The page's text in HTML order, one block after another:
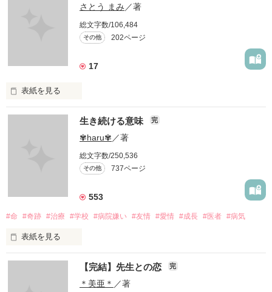
さとう まみ ／著
総文字数/106,484
その他 202ページ
17
表紙を見る
愛したいのに…
私には、あなたの母親になる資格はありますか？
あなたのママになる事はできますか？
生き続ける意味 完
✾haru✾ ／著
総文字数/250,536
その他 737ページ
553
#命 #奇跡 #治療 #学校 #病院嫌い #友情 #愛情 #成長 #医者 #病気
表紙を見る
【完結】先生との恋 完
＊美亜＊ ／著